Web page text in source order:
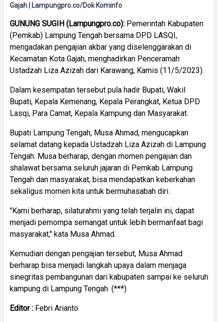
Gajah | Lampungpro.co/Dok Kominfo
GUNUNG SUGIH (Lampungpro.co): Pemerintah Kabupaten
(Pemkab) Lampung Tengah bersama DPD LASQI,
mengadakan pengajian akbar yang diselenggarakan di
Kecamatan Kota Gajah, menghadirkan Penceramah
Ustadzah Liza Azizah dari Karawang, Kamis (11/5/2023).
Dalam kesempatan tersebut pula hadir Bupati, Wakil
Bupati, Kepala Kemenang, Kepala Perangkat, Ketua DPD
Lasqi, Para Camat, Kepala Kampung dan Masyarakat.
Bupati Lampung Tengah, Musa Ahmad, mengucapkan
selamat datang kepada Ustadzah Liza Azizah di Lampung
Tengah. Musa berharap, dengan momen pengajian dan
shalawat bersama seluruh jajaran di Pemkab Lampung
Tengah dan masyarakat, bisa mendapatkan keberkahan
sekaligus momen kita untuk bermuhasabah diri.
"Kami berharap, silaturahmi yang telah terjalin ini, dapat
menjadi pemompa semangat untuk lebih bermanfaat bagi
masyarakat," kata Musa Ahmad.
Kemudian dengan pengajian tersebut, Musa Ahmad
berharap bisa menjadi langkah upaya dalam menjaga
sinegritas pembangunan dari kabupaten sampai ke seluruh
kampung di Lampung Tengah. (***)
Editor : Febri Arianto